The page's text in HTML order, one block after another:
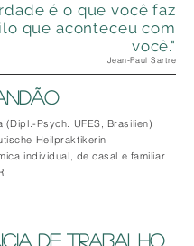
é o que você faz
que aconteceu com
você."
Jean-Paul Sartre
(Dipl.-Psych. UFES, Brasilien)
Heilpraktikerin
individual, de casal e familiar
DE TRABALHO